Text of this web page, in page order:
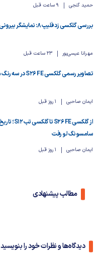
حمید گنجی 9 ساعت قبل
بررسی گلکسی زد فلیپ ۸: نمایشگر بیرونی هوشمندتر و قیمت بالاتر!
مهرانا عیسی‌پور 23 ساعت قبل
تصاویر رسمی گلکسی S26 FE در سه رنگ متفاوت فاش شد
ایمان صاحبی 1 روز قبل
سامسونگ لو رفت
ایمان صاحبی 1 روز قبل
مطالب پیشنهادی
دیدگاه‌ها و نظرات خود را بنویسید